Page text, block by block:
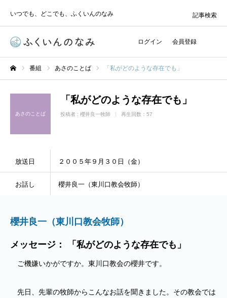
いつでも、どこでも、ふくいんのなみ
ログイン 会員登録
記事検索
番組 あさのことば 「私がどのような存在でも」
あさのことば
「私がどのような存在でも」
投稿者 : 櫻井良一牧師 再生回数：57
放送日 ２００５年９月３０日（金）
お話し 櫻井良一（東川口教会牧師）
櫻井良一（東川口教会牧師）
メッセージ： 「私がどのような存在でも」
ご機嫌いかがですか。東川口教会の櫻井です。
先日、先輩の牧師からこんなお話を聞きました。その教会では